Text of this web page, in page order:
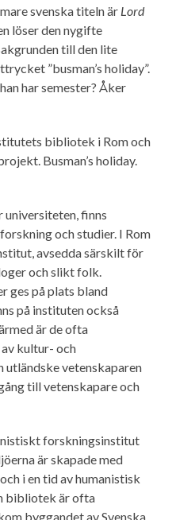
svenska titeln är Lord
löser den nygifte
till den lite
”busman’s holiday”.
har semester? Åker
bibliotek i Rom och
Busman’s holiday.
universiteten, finns
och studier. I Rom
avsedda särskilt för
och slikt folk.
ges på plats bland
på instituten också
är de ofta
kultur- och
utländske vetenskaparen
till vetenskapare och
forskningsinstitut
är skapade med
i en tid av humanistisk
bibliotek är ofta
byggandet av Svenska